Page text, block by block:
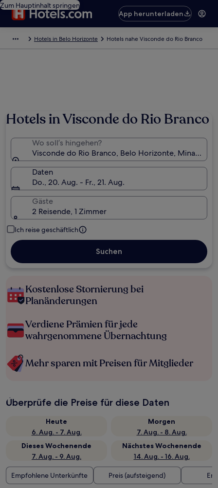
Zum Hauptinhalt springen
App herunterladen
Hotels in Belo Horizonte Hotels nahe Visconde do Rio Branco
Hotels in Visconde do Rio Branco
Wo soll’s hingehen?
Visconde do Rio Branco, Belo Horizonte, Minas
Daten
Do., 20. Aug. - Fr., 21. Aug.
Gäste
2 Reisende, 1 Zimmer
Ich reise geschäftlich
Suchen
Kostenlose Stornierung bei
Planänderungen
Verdiene Prämien für jede
wahrgenommene Übernachtung
Mehr sparen mit Preisen für Mitglieder
Überprüfe die Preise für diese Daten
Heute
6. Aug. - 7. Aug.
Morgen
7. Aug. - 8. Aug.
Dieses Wochenende
7. Aug. - 9. Aug.
Nächstes Wochenende
14. Aug. - 16. Aug.
Empfohlene Unterkünfte Preis (aufsteigend)